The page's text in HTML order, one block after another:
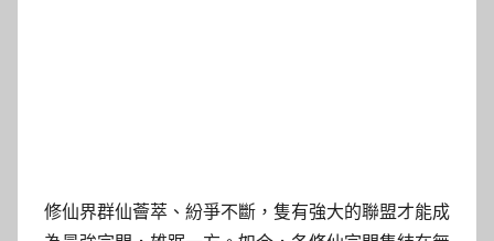
修仙界群仙薈萃、紛爭不斷，隻有強大的聯盟才能成